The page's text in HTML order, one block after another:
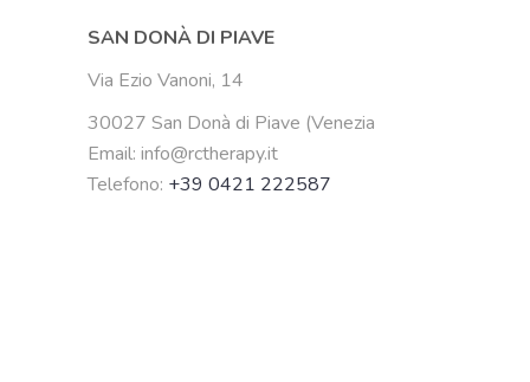
SAN DONÀ DI PIAVE
Via Ezio Vanoni, 14
30027 San Donà di Piave (Venezia
Email: info@rctherapy.it
Telefono: +39 0421 222587